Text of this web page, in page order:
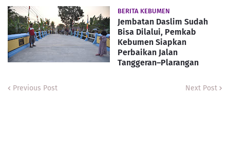
BERITA KEBUMEN
Jembatan Daslim Sudah
Bisa Dilalui, Pemkab
Kebumen Siapkan
Perbaikan Jalan
Tanggeran–Plarangan
Previous Post Next Post